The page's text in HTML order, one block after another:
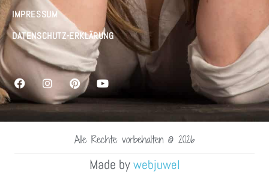
IMPRESSUM
DATENSCHUTZ-ERKLÄRUNG
Alle Rechte vorbehalten © 2026
Made bywebjuwel